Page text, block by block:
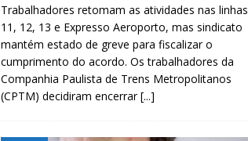
Trabalhadores retomam as atividades nas linhas
11, 12, 13 e Expresso Aeroporto, mas sindicato
mantém estado de greve para fiscalizar o
cumprimento do acordo. Os trabalhadores da
Companhia Paulista de Trens Metropolitanos
(CPTM) decidiram encerrar[...]